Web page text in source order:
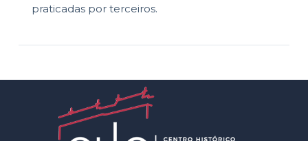
praticadas por terceiros.